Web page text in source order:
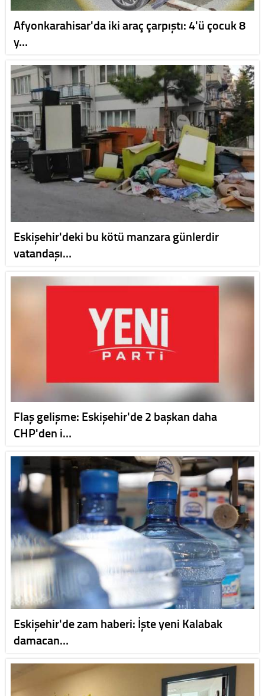
Afyonkarahisar'da iki araç çarpıştı: 4'ü çocuk 8
y…
Eskişehir'deki bu kötü manzara günlerdir
vatandaşı…
Flaş gelişme: Eskişehir'de 2 başkan daha
CHP'den i…
Eskişehir'de zam haberi: İşte yeni Kalabak
damacan…